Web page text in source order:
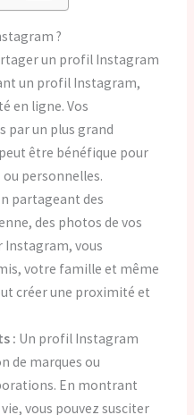
?
un profil Instagram
un profil Instagram,
en ligne. Vos
par un plus grand
être bénéfique pour
personnelles.
partageant des
des photos de vos
Instagram, vous
votre famille et même
créer une proximité et
: Un profil Instagram
de marques ou
En montrant
vous pouvez susciter